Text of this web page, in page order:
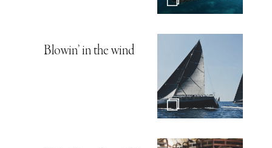
Blowin’ in the wind